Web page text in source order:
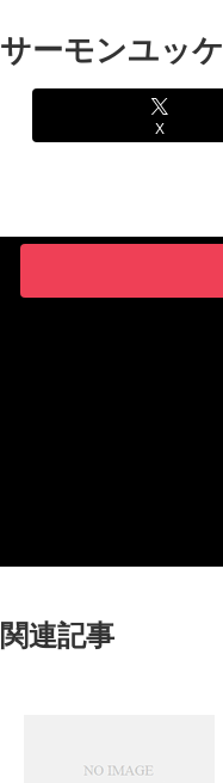
サーモンユッケ
X
関連記事